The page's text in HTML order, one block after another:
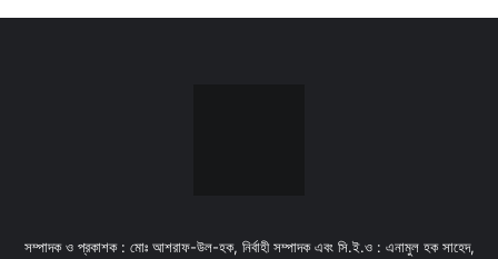
সম্পাদক ও প্রকাশক : মোঃ আশরাফ-উল-হক, নির্বাহী সম্পাদক এবং সি.ই.ও : এনামুল হক সাহেদ,